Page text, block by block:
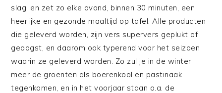
slag, en zet zo elke avond, binnen 30 minuten, een
heerlijke en gezonde maaltijd op tafel. Alle producten
die geleverd worden, zijn vers supervers geplukt of
geoogst, en daarom ook typerend voor het seizoen
waarin ze geleverd worden. Zo zul je in de winter
meer de groenten als boerenkool en pastinaak
tegenkomen, en in het voorjaar staan o.a. de